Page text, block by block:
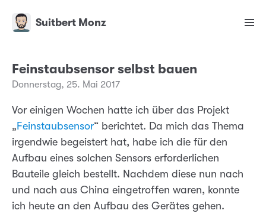
Suitbert Monz
Feinstaubsensor selbst bauen
Donnerstag, 25. Mai 2017
Vor einigen Wochen hatte ich über das Projekt
„ Feinstaubsensor“ berichtet. Da mich das Thema
irgendwie begeistert hat, habe ich die für den
Aufbau eines solchen Sensors erforderlichen
Bauteile gleich bestellt. Nachdem diese nun nach
und nach aus China eingetroffen waren, konnte
ich heute an den Aufbau des Gerätes gehen.